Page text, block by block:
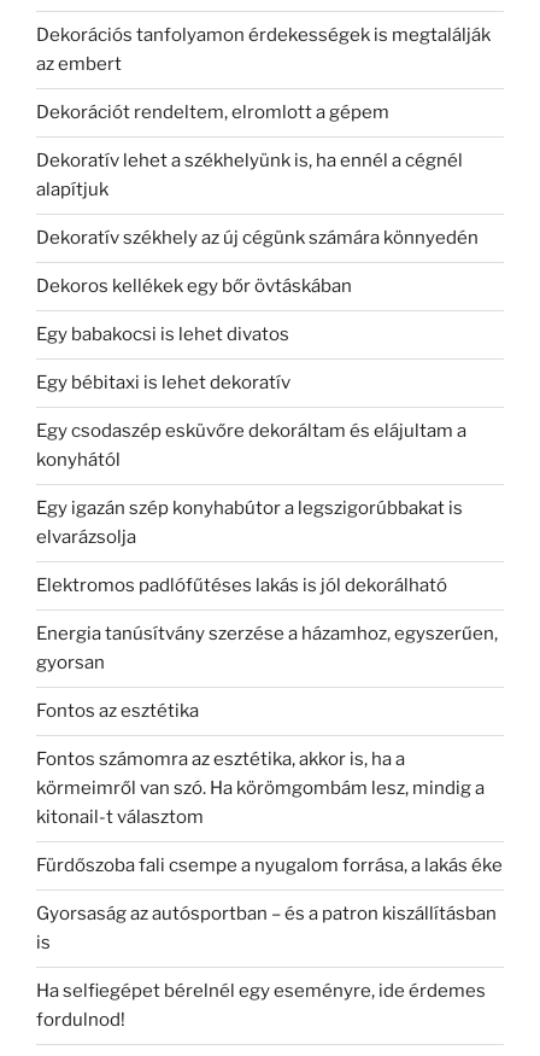
Dekorációs tanfolyamon érdekességek is megtalálják
az embert
Dekorációt rendeltem, elromlott a gépem
Dekoratív lehet a székhelyünk is, ha ennél a cégnél
alapítjuk
Dekoratív székhely az új cégünk számára könnyedén
Dekoros kellékek egy bőr övtáskában
Egy babakocsi is lehet divatos
Egy bébitaxi is lehet dekoratív
Egy csodaszép esküvőre dekoráltam és elájultam a
konyhától
Egy igazán szép konyhabútor a legszigorúbbakat is
elvarázsolja
Elektromos padlófűtéses lakás is jól dekorálható
Energia tanúsítvány szerzése a házamhoz, egyszerűen,
gyorsan
Fontos az esztétika
Fontos számomra az esztétika, akkor is, ha a
körmeimről van szó. Ha körömgombám lesz, mindig a
kitonail-t választom
Fürdőszoba fali csempe a nyugalom forrása, a lakás éke
Gyorsaság az autósportban – és a patron kiszállításban
is
Ha selfiegépet bérelnél egy eseményre, ide érdemes
fordulnod!